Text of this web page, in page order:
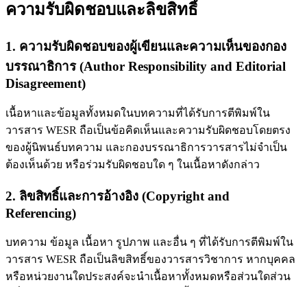
ความรับผิดชอบและลิขสิทธิ์
1. ความรับผิดชอบของผู้เขียนและความเห็นของกอง
บรรณาธิการ (Author Responsibility and Editorial
Disagreement)
เนื้อหาและข้อมูลทั้งหมดในบทความที่ได้รับการตีพิมพ์ใน
วารสาร WESR ถือเป็นข้อคิดเห็นและความรับผิดชอบโดยตรง
ของผู้นิพนธ์บทความ และกองบรรณาธิการวารสารไม่จำเป็น
ต้องเห็นด้วย หรือร่วมรับผิดชอบใด ๆ ในเนื้อหาดังกล่าว
2. ลิขสิทธิ์และการอ้างอิง (Copyright and
Referencing)
บทความ ข้อมูล เนื้อหา รูปภาพ และอื่น ๆ ที่ได้รับการตีพิมพ์ใน
วารสาร WESR ถือเป็นลิขสิทธิ์ของวารสารวิชาการ หากบุคคล
หรือหน่วยงานใดประสงค์จะนำเนื้อหาทั้งหมดหรือส่วนใดส่วน